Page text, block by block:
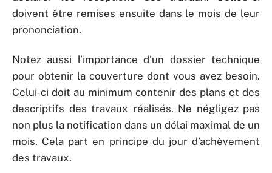
doivent être remises ensuite dans le mois de leur
prononciation.
Notez aussi l’importance d’un dossier technique
pour obtenir la couverture dont vous avez besoin.
Celui-ci doit au minimum contenir des plans et des
descriptifs des travaux réalisés. Ne négligez pas
non plus la notification dans un délai maximal de un
mois. Cela part en principe du jour d’achèvement
des travaux.